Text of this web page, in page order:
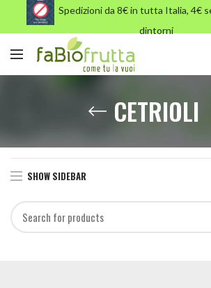
Spedizioni da 8€ in tutta Italia, 4€
dintorni
CETRIOLI
SHOW SIDEBAR